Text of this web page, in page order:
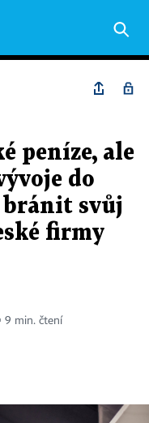
peníze, ale
do
bránit svůj
firmy
9 min. čtení